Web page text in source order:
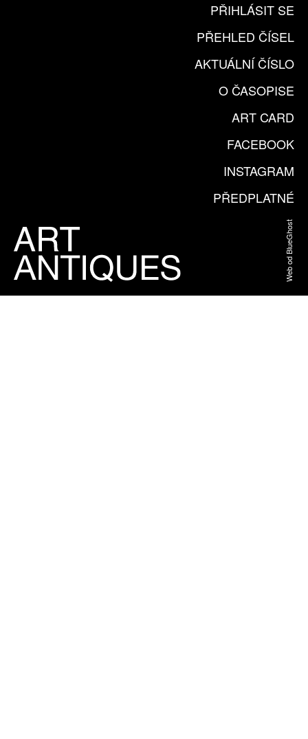
PŘIHLÁSIT SE
PŘEHLED ČÍSEL
AKTUÁLNÍ ČÍSLO
O ČASOPISE
ART CARD
FACEBOOK
INSTAGRAM
PŘEDPLATNÉ
Web od BlueGhost